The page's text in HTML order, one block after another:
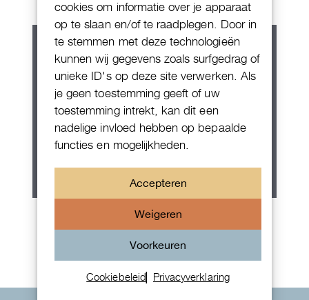
cookies om informatie over je apparaat
op te slaan en/of te raadplegen. Door in
te stemmen met deze technologieën
kunnen wij gegevens zoals surfgedrag of
unieke ID's op deze site verwerken. Als
je geen toestemming geeft of uw
toestemming intrekt, kan dit een
nadelige invloed hebben op bepaalde
functies en mogelijkheden.
Accepteren
Weigeren
Voorkeuren
Cookiebeleid Privacyverklaring
Rolex Oyster Perpetual 36